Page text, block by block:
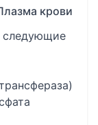
крови
следующие